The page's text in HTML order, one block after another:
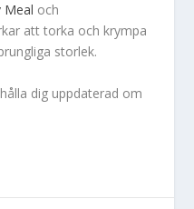
Meal och
att torka och krympa
storlek.
dig uppdaterad om